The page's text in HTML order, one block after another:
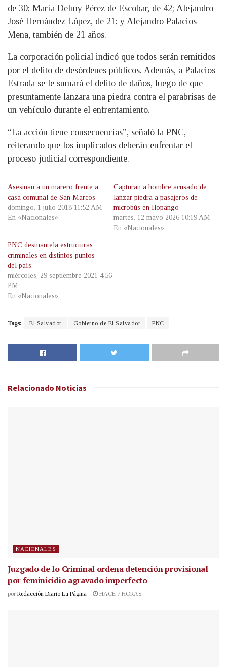
de 30; María Delmy Pérez de Escobar, de 42; Alejandro
José Hernández López, de 21; y Alejandro Palacios
Mena, también de 21 años.
La corporación policial indicó que todos serán remitidos
por el delito de desórdenes públicos. Además, a Palacios
Estrada se le sumará el delito de daños, luego de que
presuntamente lanzara una piedra contra el parabrisas de
un vehículo durante el enfrentamiento.
“La acción tiene consecuencias”, señaló la PNC,
reiterando que los implicados deberán enfrentar el
proceso judicial correspondiente.
Asesinan a un marero frente a
casa comunal de San Marcos
domingo, 1 julio 2018 11:52 AM
En «Nacionales»
Capturan a hombre acusado de
lanzar piedra a pasajeros de
microbús en Ilopango
martes, 12 mayo 2026 10:19 AM
En «Nacionales»
PNC desmantela estructuras
criminales en distintos puntos
del país
miércoles, 29 septiembre 2021 4:56
PM
En «Nacionales»
Tags: El Salvador Gobierno de El Salvador PNC
Relacionado Noticias
NACIONALES
Juzgado de lo Criminal ordena detención provisional
por feminicidio agravado imperfecto
por Redacción Diario La Página HACE 7 HORAS